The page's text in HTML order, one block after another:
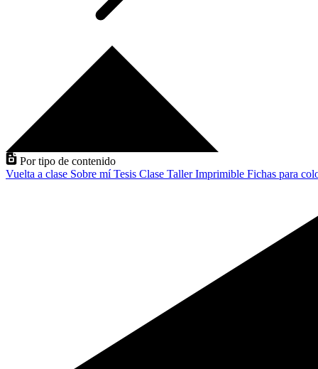
Por tipo de contenido
Vuelta a clase Sobre míTesis Clase TallerImprimible Fichas para